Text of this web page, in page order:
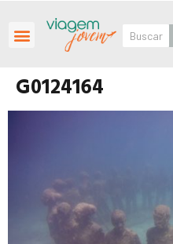
G0124164